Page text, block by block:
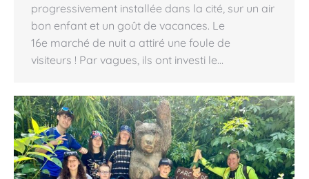
progressivement installée dans la cité, sur un air
bon enfant et un goût de vacances. Le
16e marché de nuit a attiré une foule de
visiteurs ! Par vagues, ils ont investi le…